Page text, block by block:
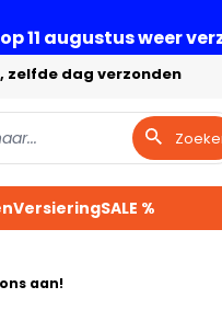
11 augustus weer
zelfde dag verzonden
VersieringSALE %
aan!